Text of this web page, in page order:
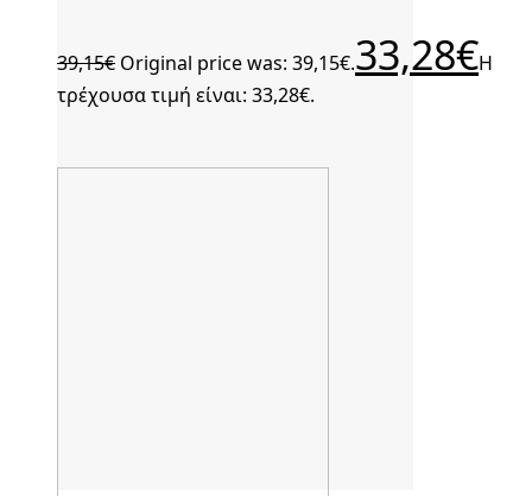
39,15€ Original price was: 39,15€.33,28€Η
τρέχουσα τιμή είναι: 33,28€.